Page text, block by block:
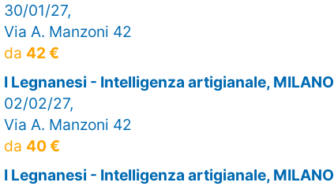
30/01/27,
Via A. Manzoni 42
da 42 €
I Legnanesi - Intelligenza artigianale, MILANO
02/02/27,
Via A. Manzoni 42
da 40 €
I Legnanesi - Intelligenza artigianale, MILANO